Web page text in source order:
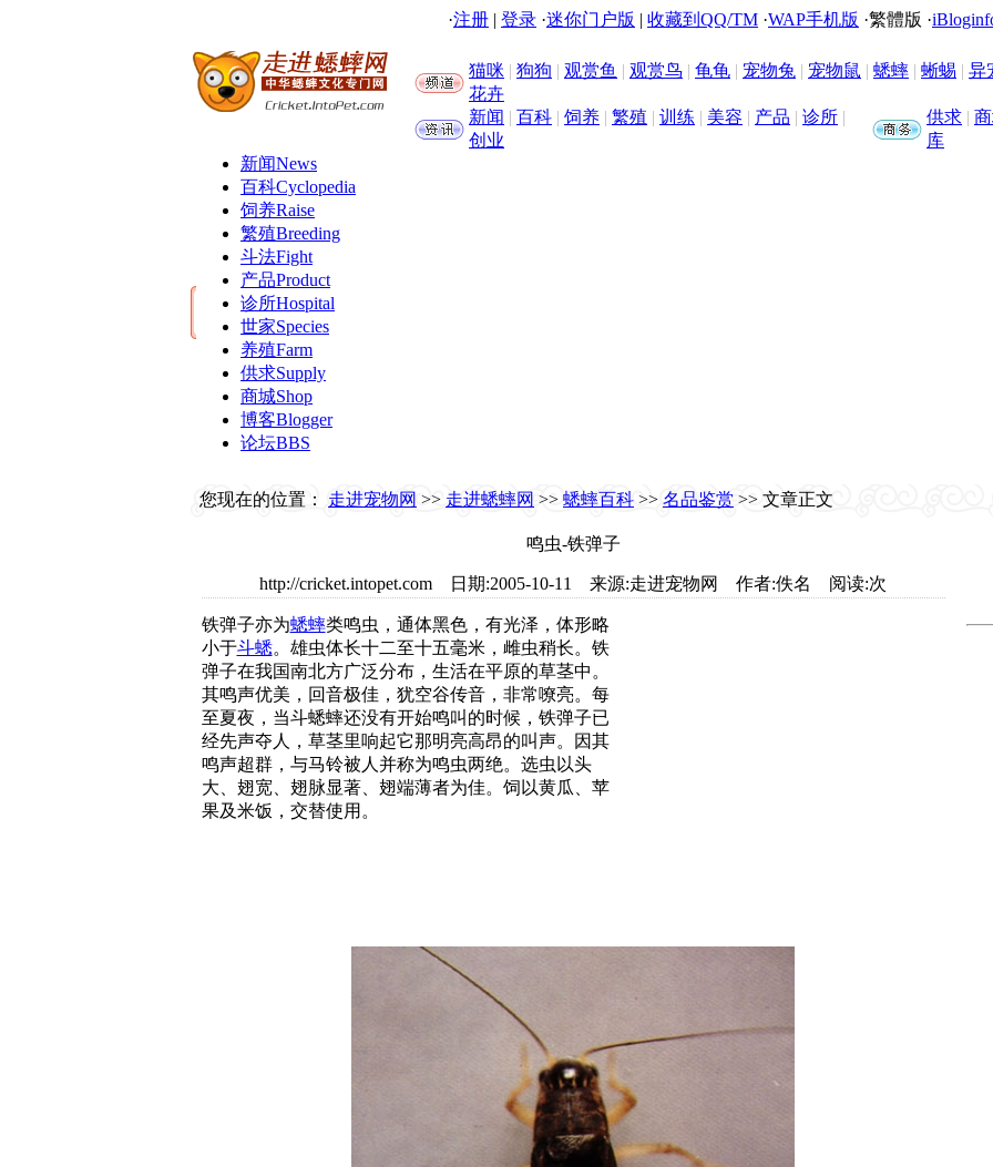
·注册 | 登录 ·迷你门户版 | 收藏到QQ/TM ·WAP手机版 ·繁體版 ·
猫咪 | 狗狗 | 观赏鱼 | 观赏鸟 | 龟龟 | 宠物兔 | 宠物鼠 | 蟋蟀 | 蜥蜴 | 异
花卉
新闻 | 百科 | 饲养 | 繁殖 | 训练 | 美容 | 产品 | 诊所 |
创业
供求 |
库
新闻News
百科Cyclopedia
饲养Raise
繁殖Breeding
斗法Fight
产品Product
诊所Hospital
世家Species
养殖Farm
供求Supply
商城Shop
博客Blogger
论坛BBS
您现在的位置： 走进宠物网 >> 走进蟋蟀网 >> 蟋蟀百科 >> 名品鉴赏 >> 文章正文
鸣虫-铁弹子
http://cricket.intopet.com 日期:2005-10-11 来源:走进宠物网 作者:佚名 阅读:次
铁弹子亦为蟋蟀类鸣虫，通体黑色，有光泽，体形略
小于斗蟋。雄虫体长十二至十五毫米，雌虫稍长。铁
弹子在我国南北方广泛分布，生活在平原的草茎中。
其鸣声优美，回音极佳，犹空谷传音，非常嘹亮。每
至夏夜，当斗蟋蟀还没有开始鸣叫的时候，铁弹子已
经先声夺人，草茎里响起它那明亮高昂的叫声。因其
鸣声超群，与马铃被人并称为鸣虫两绝。选虫以头
大、翅宽、翅脉显著、翅端薄者为佳。饲以黄瓜、苹
果及米饭，交替使用。